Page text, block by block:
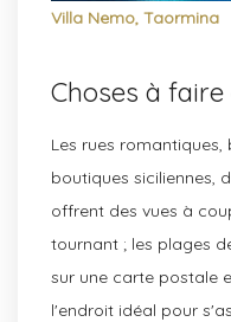
Villa Nemo, Taormina
Choses à
Les rues
boutiques siciliennes,
offrent des vues à
tournant ; les plages
sur une carte postale
l'endroit idéal pour